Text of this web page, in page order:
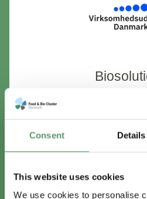
Consent Details
This website uses cookies
We use cookies to personalise
biobaserede løsninger, der
Se dokumenter